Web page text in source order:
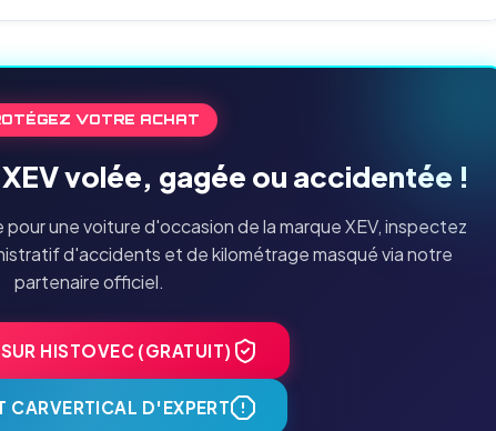
VOTRE ACHAT
volée, gagée ou accidentée !
une voiture d'occasion de la marque XEV, inspectez
d'accidents et de kilométrage masqué via notre
partenaire officiel.
HISTOVEC (GRATUIT)
CARVERTICAL D'EXPERT